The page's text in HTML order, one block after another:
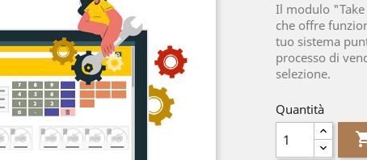
Il modulo
che offre
tuo sistema
processo di
selezione.
Quantità